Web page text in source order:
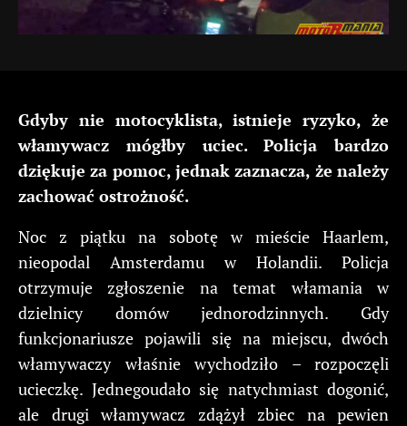
Gdyby nie motocyklista, istnieje ryzyko, że
włamywacz mógłby uciec. Policja bardzo
dziękuje za pomoc, jednak zaznacza, że należy
zachować ostrożność.
Noc z piątku na sobotę w mieście Haarlem,
nieopodal Amsterdamu w Holandii. Policja
otrzymuje zgłoszenie na temat włamania w
dzielnicy domów jednorodzinnych. Gdy
funkcjonariusze pojawili się na miejscu, dwóch
włamywaczy właśnie wychodziło – rozpoczęli
ucieczkę. Jednegoudało się natychmiast dogonić,
ale drugi włamywacz zdążył zbiec na pewien